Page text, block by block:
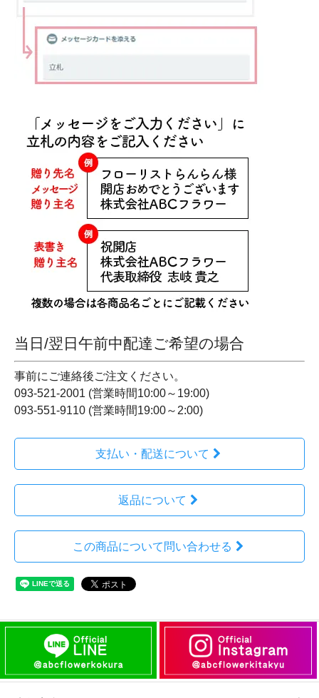
当日/翌日午前中配達ご希望の場合
事前にご連絡後ご注文ください。
093-521-2001 (営業時間10:00～19:00)
093-551-9110 (営業時間19:00～2:00)
支払い・配送について
返品について
この商品について問い合わせる